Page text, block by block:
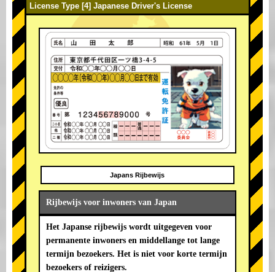
License Type [4] Japanese Driver's License
Japans Rijbewijs
Rijbewijs voor inwoners van Japan
Het Japanse rijbewijs wordt uitgegeven voor
permanente inwoners en middellange tot lange
termijn bezoekers. Het is niet voor korte termijn
bezoekers of reizigers.